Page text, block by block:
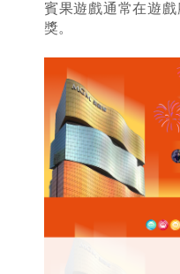
賓果遊戲通常在遊
獎。